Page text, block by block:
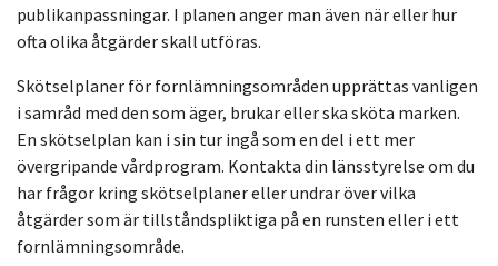
publikanpassningar. I planen anger man även när eller hur
ofta olika åtgärder skall utföras.
Skötselplaner för fornlämningsområden upprättas vanligen
i samråd med den som äger, brukar eller ska sköta marken.
En skötselplan kan i sin tur ingå som en del i ett mer
övergripande vårdprogram. Kontakta din länsstyrelse om du
har frågor kring skötselplaner eller undrar över vilka
åtgärder som är tillståndspliktiga på en runsten eller i ett
fornlämningsområde.